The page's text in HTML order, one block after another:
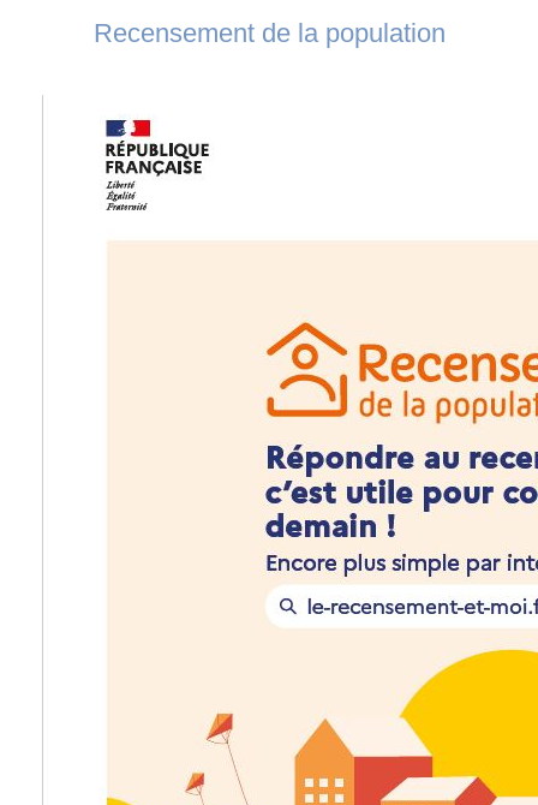
Recensement de la population